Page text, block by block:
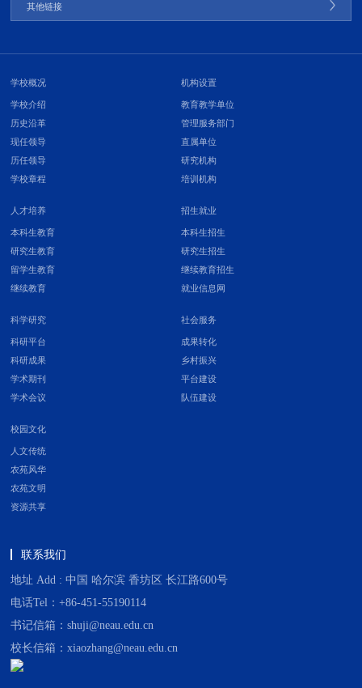
其他链接
学校概况
学校介绍
历史沿革
现任领导
历任领导
学校章程
机构设置
教育教学单位
管理服务部门
直属单位
研究机构
培训机构
人才培养
本科生教育
研究生教育
留学生教育
继续教育
招生就业
本科生招生
研究生招生
继续教育招生
就业信息网
科学研究
科研平台
科研成果
学术期刊
学术会议
社会服务
成果转化
乡村振兴
平台建设
队伍建设
校园文化
人文传统
农苑风华
农苑文明
资源共享
联系我们
地址 Add : 中国 哈尔滨 香坊区 长江路600号
电话Tel：+86-451-55190114
书记信箱：shuji@neau.edu.cn
校长信箱：xiaozhang@neau.edu.cn